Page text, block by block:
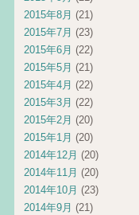
2015年8月 (21)
2015年7月 (23)
2015年6月 (22)
2015年5月 (21)
2015年4月 (22)
2015年3月 (22)
2015年2月 (20)
2015年1月 (20)
2014年12月 (20)
2014年11月 (20)
2014年10月 (23)
2014年9月 (21)